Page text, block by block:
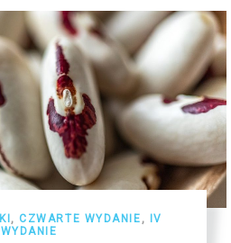
, CZWARTE WYDANIE ,
IV
WYDANIE